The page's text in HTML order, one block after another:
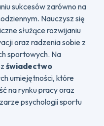
sukcesów zarówno na
Nauczysz się
służące rozwijaniu
oraz radzenia sobie z
sportowych. Na
świadectwo
umiejętności, które
na rynku pracy oraz
psychologii sportu